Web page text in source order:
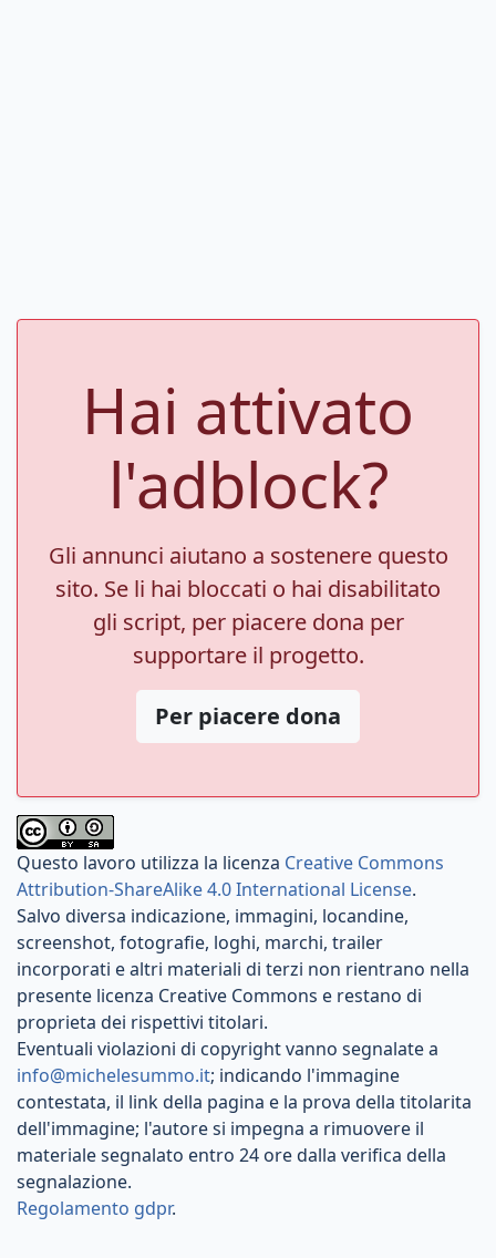
Hai attivato
l'adblock?
Gli annunci aiutano a sostenere questo
sito. Se li hai bloccati o hai disabilitato
gli script, per piacere dona per
supportare il progetto.
Per piacere dona
Questo lavoro utilizza la licenza Creative Commons
Attribution-ShareAlike 4.0 International License.
Salvo diversa indicazione, immagini, locandine,
screenshot, fotografie, loghi, marchi, trailer
incorporati e altri materiali di terzi non rientrano nella
presente licenza Creative Commons e restano di
proprieta dei rispettivi titolari.
Eventuali violazioni di copyright vanno segnalate a
info@michelesummo.it; indicando l'immagine
contestata, il link della pagina e la prova della titolarita
dell'immagine; l'autore si impegna a rimuovere il
materiale segnalato entro 24 ore dalla verifica della
segnalazione.
Regolamento gdpr.